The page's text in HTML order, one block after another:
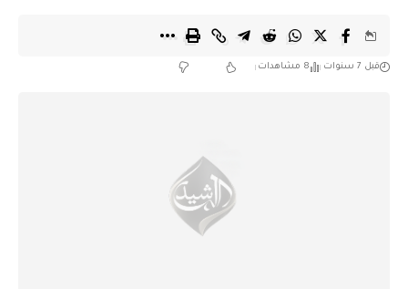
قبل 7 سنوات 8 مشاهدات